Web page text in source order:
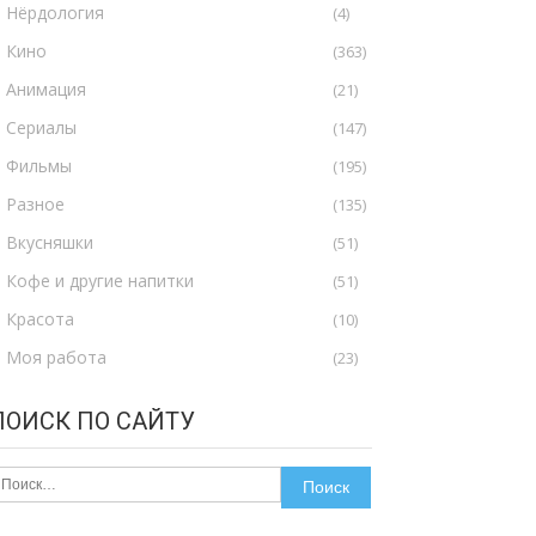
Нёрдология (4)
Кино (363)
Анимация (21)
Сериалы (147)
Фильмы (195)
Разное (135)
Вкусняшки (51)
Кофе и другие напитки (51)
Красота (10)
Моя работа (23)
ПО САЙТУ